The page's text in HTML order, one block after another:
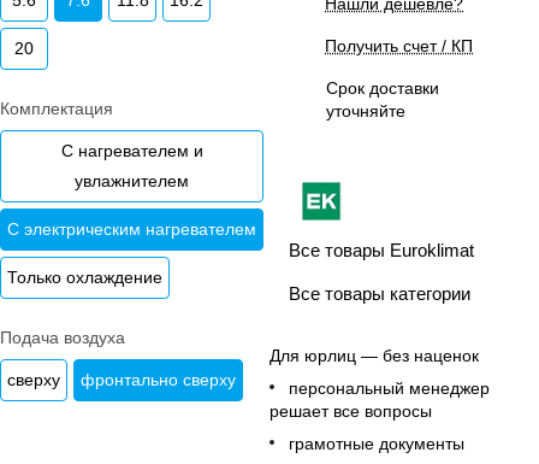
20
Комплектация
С нагревателем и
увлажнителем
С электрическим нагревателем
Только охлаждение
Подача воздуха
сверху фронтально сверху
Получить счет / КП
Срок доставки
уточняйте
Все товары Euroklimat
Все товары категории
Для юрлиц — без наценок
персональный менеджер
решает все вопросы
грамотные документы